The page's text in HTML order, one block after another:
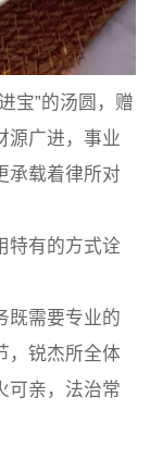
宝”的汤圆，赠
源广进，事业
承载着律所对
特有的方式诠
既需要专业的
，锐杰所全体
可亲，法治常